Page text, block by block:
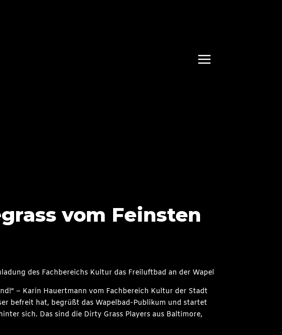
a
vom Feinsten
des Fachbereichs Kultur das Freiluftbad an der Wapel
– Karin Hauertmann vom Fachbereich Kultur der Stadt
befreit hat, begrüßt das Wapelbad-Publikum und startet
sich. Das sind die Dirty Grass Players aus Baltimore,